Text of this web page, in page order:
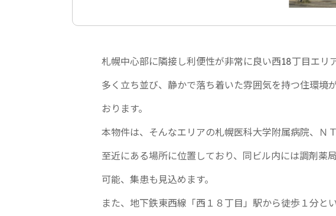
札幌中心部に隣接し利便性が非常に良い西18丁目エ
多く立ち並び、静かで落ち着いた雰囲気を持つ住環境
おります。
本物件は、そんなエリアの札幌医科大学附属病院、Ｎ
至近にある場所に位置しており、同ビル内には調剤薬
可能、集患も見込めます。
また、地下鉄東西線「西１８丁目」駅から徒歩１分